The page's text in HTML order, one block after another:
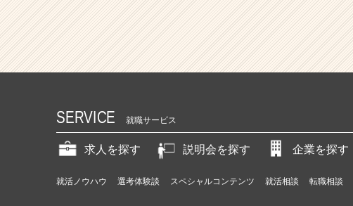
SERVICE 就職サービス
求人を探す 説明会を探す 企業を探す
就活ノウハウ 選考体験談 スペシャルコンテンツ 就活相談 転職相談